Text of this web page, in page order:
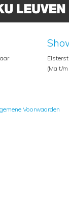
(Ma t/
Voorwaarden